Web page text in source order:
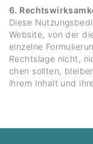
6.
Diese
Website, von der
einzelne
Rechts­lage nicht,
chen sollten,
ihrem Inhalt und